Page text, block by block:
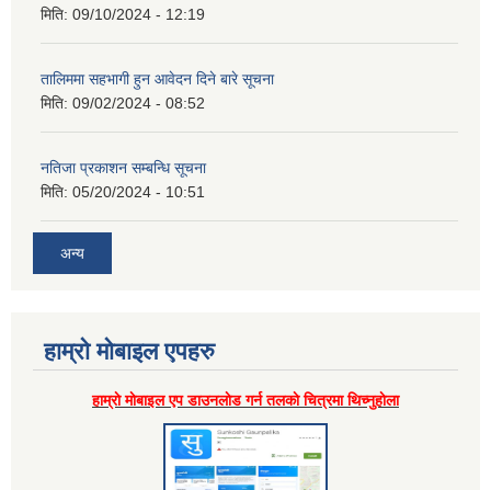
मिति: 09/10/2024 - 12:19
तालिममा सहभागी हुन आवेदन दिने बारे सूचना
मिति: 09/02/2024 - 08:52
नतिजा प्रकाशन सम्बन्धि सूचना
मिति: 05/20/2024 - 10:51
अन्य
हाम्राे माेबाइल एपहरु
हाम्राे माेबाइल एप डाउनलाेड गर्न तलकाे चित्रमा थिच्नुहाेला